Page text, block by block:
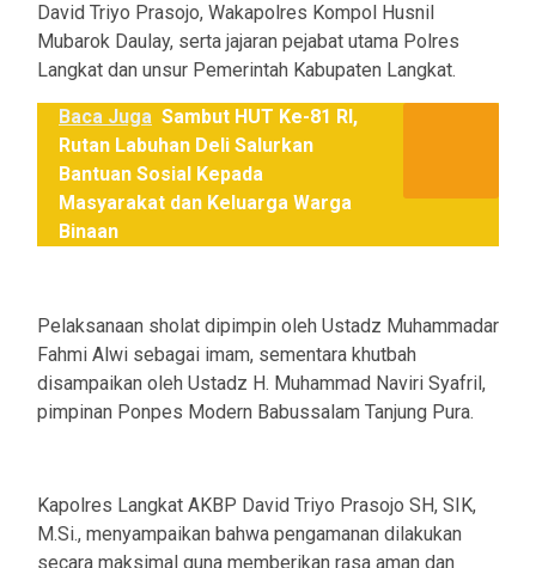
David Triyo Prasojo, Wakapolres Kompol Husnil
Mubarok Daulay, serta jajaran pejabat utama Polres
Langkat dan unsur Pemerintah Kabupaten Langkat.
Baca Juga Sambut HUT Ke-81 RI,
Rutan Labuhan Deli Salurkan
Bantuan Sosial Kepada
Masyarakat dan Keluarga Warga
Binaan
Pelaksanaan sholat dipimpin oleh Ustadz Muhammadar
Fahmi Alwi sebagai imam, sementara khutbah
disampaikan oleh Ustadz H. Muhammad Naviri Syafril,
pimpinan Ponpes Modern Babussalam Tanjung Pura.
Kapolres Langkat AKBP David Triyo Prasojo SH, SIK,
M.Si., menyampaikan bahwa pengamanan dilakukan
secara maksimal guna memberikan rasa aman dan